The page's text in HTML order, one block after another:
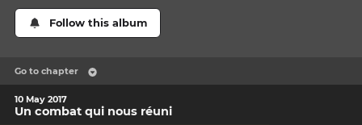
Follow this album
Go to chapter
10 May 2017
Un combat qui nous réuni